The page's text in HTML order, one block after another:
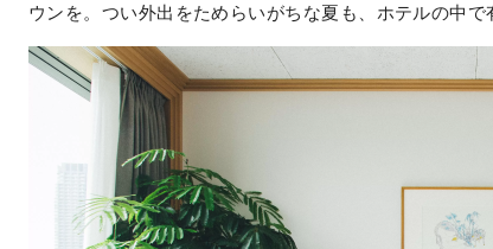
ウンを。つい外出をためらいがちな夏も、ホテルの中で